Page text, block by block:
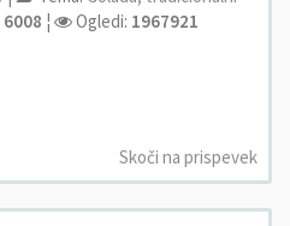
6008 ¦ Ogledi: 1967921
Skoči na prispevek